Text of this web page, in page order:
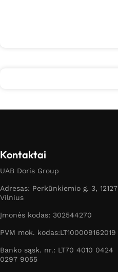
Kontaktai
UAB Doris Group
Adresas: Perkūnkiemio g. 3, 12127
Vilnius
Įmonės kodas: 302544270
PVM mok. kodas:LT100009162019
Banko sąsk. nr.: LT70 4010 0424
0297 9055